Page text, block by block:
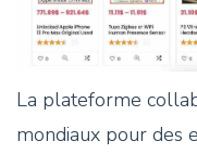
La plateforme
mondiaux pour des